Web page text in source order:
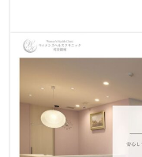
婦健診」「更年期障
キーワードを最適に
性の悩みに寄り添う
う大きな強みをメタ
合致する内容としまし
全体として、婦人科
添う温かさを、デザ
したホームページとな
出産・婦人科診療・
リニックとして、安
ンを整えています。
デザイン面では、外
ップビジュアルを採
所”という印象を与え
色調の待合室やモダ
の信頼性と洗練され